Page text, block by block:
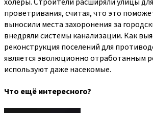
проветривания, считая, что это
выносили места захоронения за
внедряли системы канализации. Как
реконструкция поселений для
является эволюционно отработанным
используют даже насекомые.
Что ещё интересного?